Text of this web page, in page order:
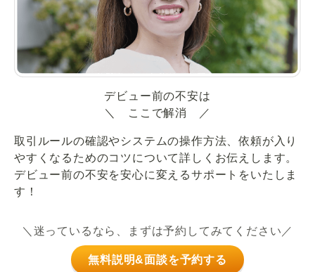
デビュー前の不安は
＼ ここで解消 ／
取引ルールの確認やシステムの操作方法、依頼が入り
やすくなるためのコツについて詳しくお伝えします。
デビュー前の不安を安心に変えるサポートをいたしま
す！
＼迷っているなら、まずは予約してみてください／
無料説明&面談を予約する